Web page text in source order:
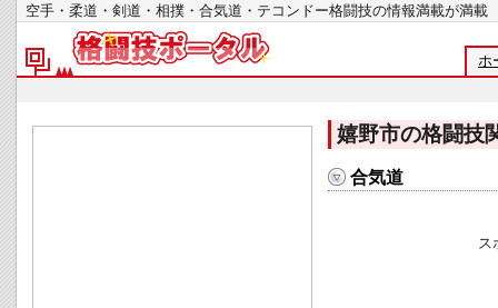
空手・柔道・剣道・相撲・合気道・テコンドー格闘技の情報満載が
ホ
嬉野市の格闘技
合気道
ス